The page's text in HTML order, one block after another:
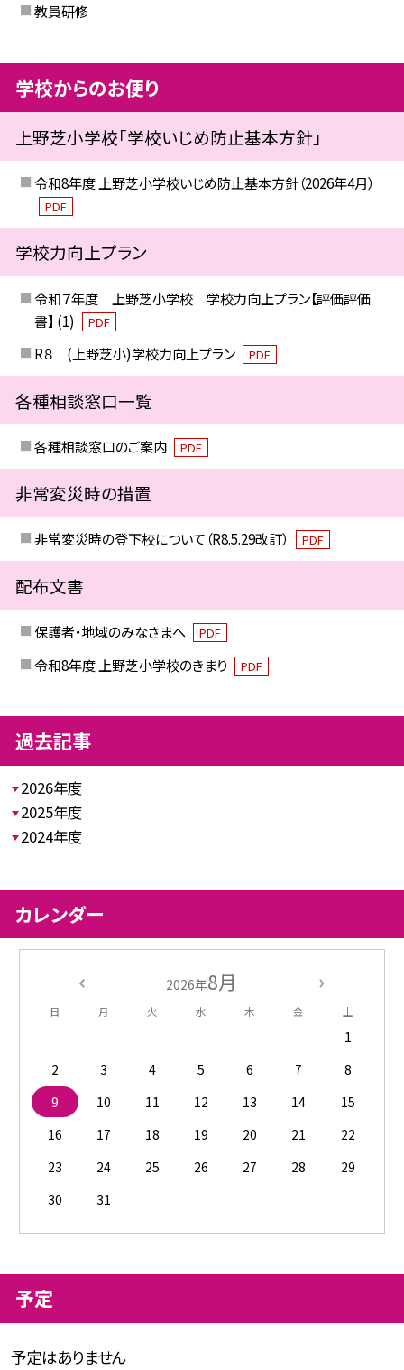
教員研修
学校からのお便り
上野芝小学校「学校いじめ防止基本方針」
令和8年度 上野芝小学校いじめ防止基本方針（2026年4月）
PDF
学校力向上プラン
令和７年度 上野芝小学校 学校力向上プラン【評価評価
書】 (1)
PDF
R８ (上野芝小)学校力向上プラン PDF
各種相談窓口一覧
各種相談窓口のご案内 PDF
非常変災時の措置
非常変災時の登下校について（R8.5.29改訂） PDF
配布文書
保護者・地域のみなさまへ PDF
令和8年度 上野芝小学校のきまり PDF
過去記事
2026年度
2025年度
2024年度
カレンダー
2026年8月
日 月 火 水 木 金 土
1
2
3 4 5 6 7
8
9
10 11 12 13 14
15
16
17 18 19 20 21
22
23
24 25 26 27 28
29
30
31
予定
予定はありません